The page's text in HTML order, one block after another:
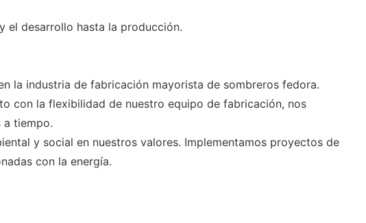
el desarrollo hasta la producción.
la industria de fabricación mayorista de sombreros fedora.
con la flexibilidad de nuestro equipo de fabricación, nos
a tiempo.
y social en nuestros valores. Implementamos proyectos de
con la energía.